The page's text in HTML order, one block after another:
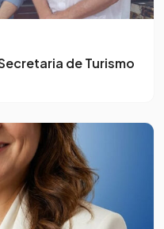
de Turismo